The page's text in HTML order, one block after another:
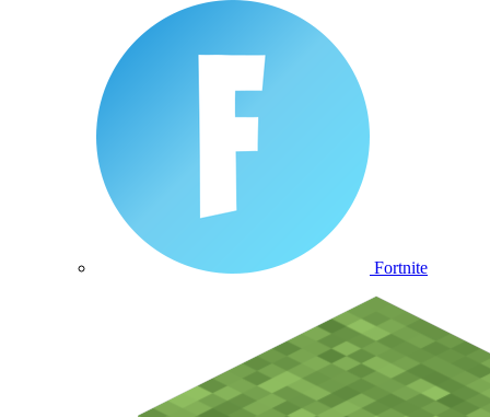
Fortnite